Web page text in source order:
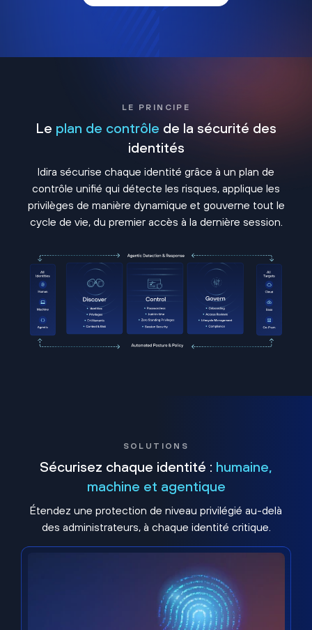
LE PRINCIPE
Le plan de contrôle de la sécurité des
identités
Idira sécurise chaque identité grâce à un plan de
contrôle unifié qui détecte les risques, applique les
privilèges de manière dynamique et gouverne tout le
cycle de vie, du premier accès à la dernière session.
SOLUTIONS
Sécurisez chaque identité : humaine,
machine et agentique
Étendez une protection de niveau privilégié au-delà
des administrateurs, à chaque identité critique.